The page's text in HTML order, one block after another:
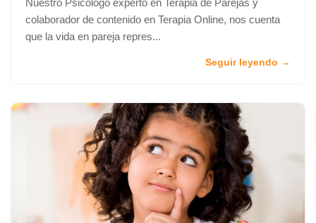
colaborador de contenido en Terapia Online, nos cuenta
que la vida en pareja repres...
Seguir leyendo →